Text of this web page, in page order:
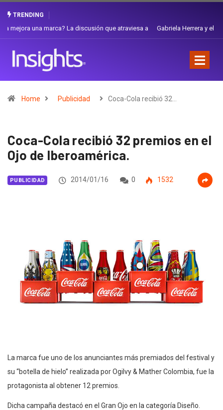
TRENDING
Gabriela Herrera y el arte de cambiarse el sombrero en Corporación
Home Publicidad Coca-Cola recibió 32…
Coca-Cola recibió 32 premios en el
Ojo de Iberoamérica.
PUBLICIDAD 2014/01/16 0 1532
La marca fue uno de los anunciantes más premiados del festival y
su “botella de hielo” realizada por Ogilvy & Mather Colombia, fue la
protagonista al obtener 12 premios.
Dicha campaña destacó en el Gran Ojo en la categoría Diseño.